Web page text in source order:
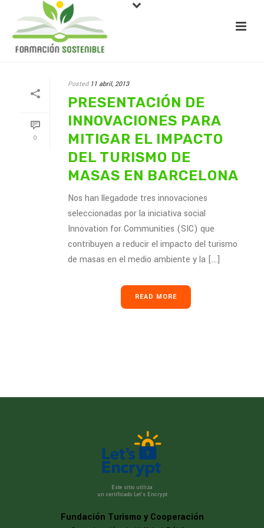
0
Posted 11 abril, 2013
PRESENTACIÓN DE
INNOVACIONES PARA
MITIGAR EL IMPACTO
DEL TURISMO DE
MASAS EN BARCELONA
Nos han llegadode tres innovaciones
seleccionadas por la iniciativa social
Innovation for Communities (SIC) que
contribuyen a reducir el impacto del turismo
de masas en el medio ambiente y la [...]
READ MORE
Este sitio utiliza
un certificado Let’s Encrypt
Fundación Turismo y Cooperación